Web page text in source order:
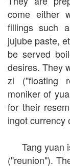
come either
fillings such
jujube paste,
be served
desires. They
zi ("floating
moniker of
for their
ingot currency
Tang yuan
("reunion").